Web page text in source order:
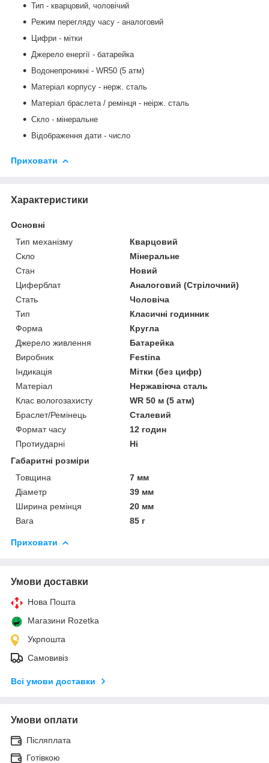
Тип - кварцовий, чоловічий
Режим перегляду часу - аналоговий
Цифри - мітки
Джерело енергії - батарейка
Водонепроникні - WR50 (5 атм)
Матеріал корпусу - нерж. сталь
Матеріал браслета / ремінця - неірж. сталь
Скло - мінеральне
Відображення дати - число
Приховати
Характеристики
Основні
Тип механізму
Кварцовий
Скло
Мінеральне
Стан
Новий
Циферблат
Аналоговий (Стрілочний)
Стать
Чоловіча
Тип
Класичні годинник
Форма
Кругла
Джерело живлення
Батарейка
Виробник
Festina
Індикація
Мітки (без цифр)
Матеріал
Нержавіюча сталь
Клас вологозахисту
WR 50 м (5 атм)
Браслет/Ремінець
Сталевий
Формат часу
12 годин
Протиударні
Ні
Габаритні розміри
Товщина
7 мм
Діаметр
39 мм
Ширина ремінця
20 мм
Вага
85 г
Приховати
Умови доставки
Нова Пошта
Магазини Rozetka
Укрпошта
Самовивіз
Всі умови доставки
Умови оплати
Післяплата
Готівкою